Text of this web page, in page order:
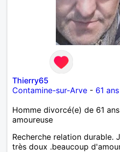
Thierry65
Contamine-sur-Arve - 61 ans
Homme divorcé(e) de 61
amoureuse
Recherche relation durable.
très doux .beaucoup